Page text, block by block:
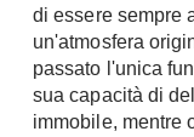
Pareti
Porta Tv
Contatti
di essere sempre
un'atmosfera
passato l'unica
sua capacità di
immobile, mentre